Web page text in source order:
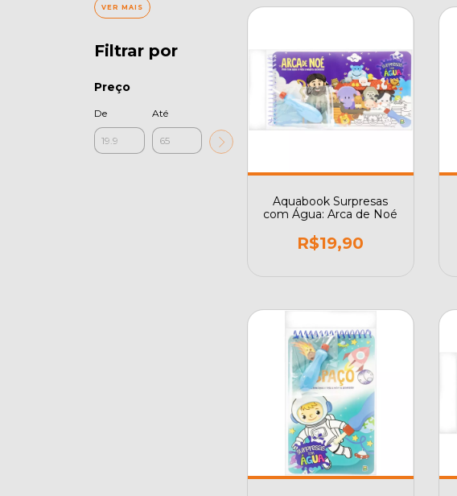
VER MAIS
Filtrar por
Preço
De Até
Aquabook Surpresas
com Água: Arca de Noé
R$19,90